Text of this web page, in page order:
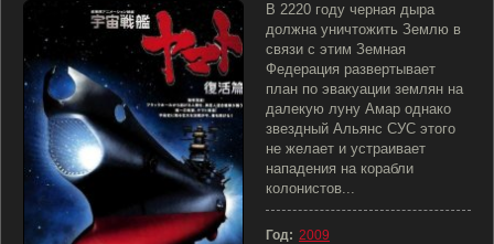
В 2220 году черная дыра
должна уничтожить Землю в
связи с этим Земная
Федерация развертывает
план по эвакуации землян на
далекую луну Амар однако
звездный Альянс СУС этого
не желает и устраивает
нападения на корабли
колонистов...
Год: 2009